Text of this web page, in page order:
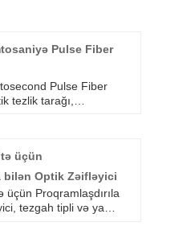
Pulse Fiber
Pulse Fiber
tezlik tarağı,
qəbul edə
üçün
bilən Optik Zəifləyici
üçün Proqramlaşdırıla
tezgah tipli və ya